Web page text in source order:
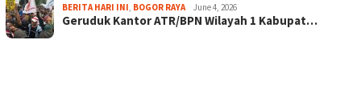
BERITA HARI INI BOGOR RAYA June 4, 2026
Geruduk Kantor ATR/BPN Wilayah 1 Kabupat…